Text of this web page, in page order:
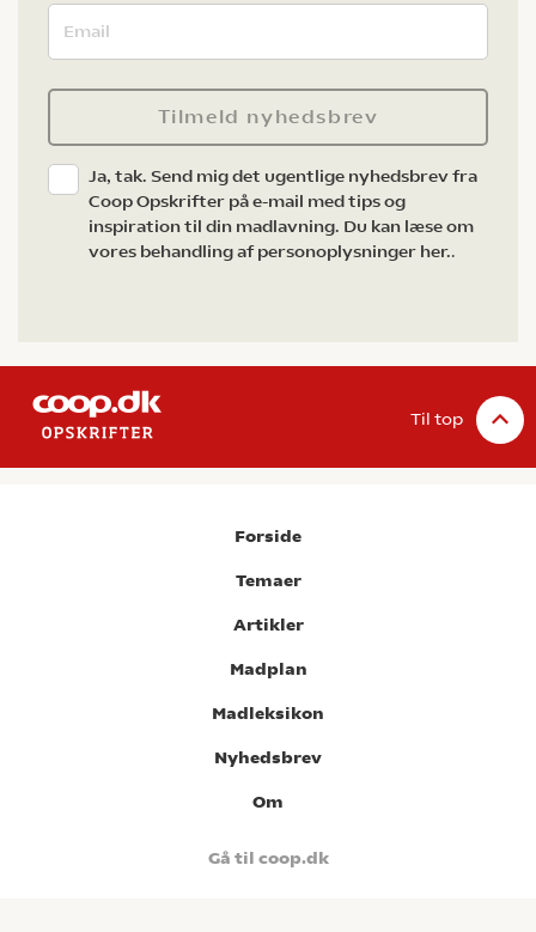
Tilmeld nyhedsbrev
Ja, tak. Send mig det ugentlige nyhedsbrev fra
Coop Opskrifter på e-mail med tips og
inspiration til din madlavning. Du kan læse om
vores behandling af personoplysninger her..
Til top
Forside
Temaer
Artikler
Madplan
Madleksikon
Nyhedsbrev
Om
Gå til coop.dk